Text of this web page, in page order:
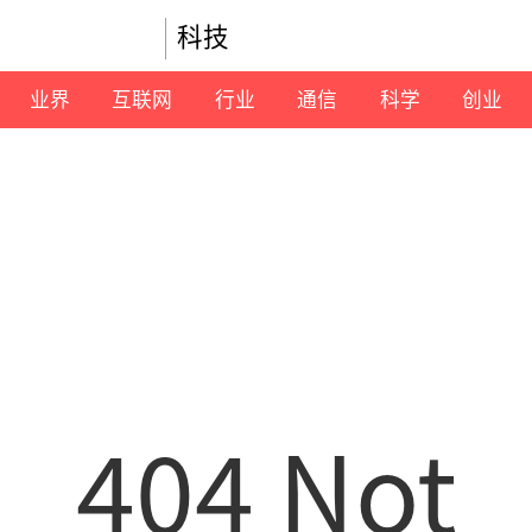
科技
业界 互联网 行业 通信 科学 创业
404 Not